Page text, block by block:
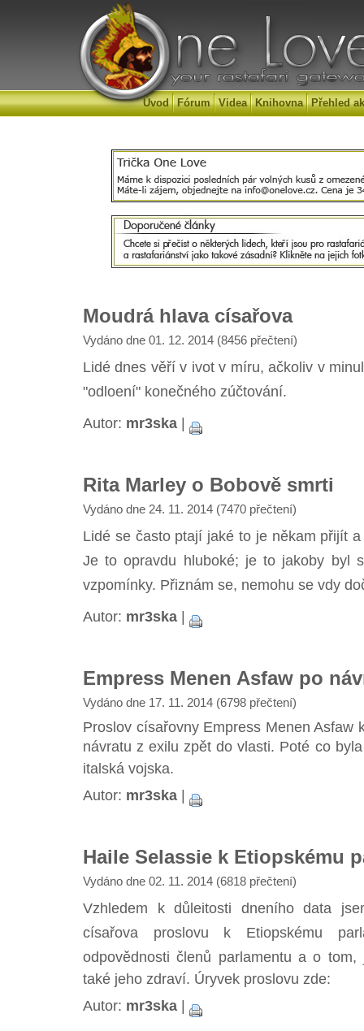
Úvod Fórum Videa Knihovna Přehled
Moudrá hlava císařova
Vydáno dne 01. 12. 2014 (8456 přečtení)
Lidé dnes věří v ivot v míru, ačkoliv v
"odloení" konečného zúčtování.
Autor: mr3ska
Rita Marley o Bobově smrti
Vydáno dne 24. 11. 2014 (7470 přečtení)
Lidé se často ptají jaké to je někam přijít a
Je to opravdu hluboké; je to jakoby byl
vzpomínky. Přiznám se, nemohu se vdy
Autor: mr3ska
Empress Menen Asfaw po
Vydáno dne 17. 11. 2014 (6798 přečtení)
Proslov císařovny Empress Menen Asfaw
návratu z exilu zpět do vlasti. Poté co
italská vojska.
Autor: mr3ska
Haile Selassie k Etiopskému
Vydáno dne 02. 11. 2014 (6818 přečtení)
Vzhledem k důleitosti dneního data
císařova proslovu k Etiopskému
odpovědnosti členů parlamentu a o tom,
také jeho zdraví. Úryvek proslovu zde:
Autor: mr3ska